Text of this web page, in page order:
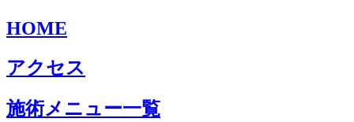
HOME
アクセス
施術メニュー一覧